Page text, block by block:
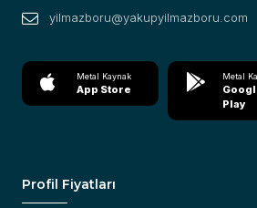
yilmazboru@yakupyilmazboru.com
Metal Kaynak
App Store
Metal
Play
Profil Fiyatları